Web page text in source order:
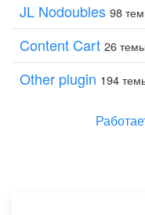
JL Nodoubles 98
Content Cart 26 темы
Other plugin 194